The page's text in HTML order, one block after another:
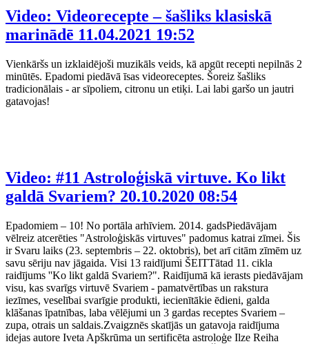
Video: Videorecepte – šašliks klasiskā
marinādē 11.04.2021 19:52
Vienkāršs un izklaidējoši muzikāls veids, kā apgūt recepti nepilnās 2
minūtēs. Epadomi piedāvā īsas videoreceptes. Šoreiz šašliks
tradicionālais - ar sīpoliem, citronu un etiķi. Lai labi garšo un jautri
gatavojas!
Video: #11 Astroloģiskā virtuve. Ko likt
galdā Svariem? 20.10.2020 08:54
Epadomiem – 10! No portāla arhīviem. 2014. gadsPiedāvājam
vēlreiz atcerēties "Astroloģiskās virtuves" padomus katrai zīmei. Šis
ir Svaru laiks (23. septembris – 22. oktobris), bet arī citām zīmēm uz
savu sēriju nav jāgaida. Visi 13 raidījumi ŠEITTātad 11. cikla
raidījums ''Ko likt galdā Svariem?". Raidījumā kā ierasts piedāvājam
visu, kas svarīgs virtuvē Svariem - pamatvērtības un rakstura
iezīmes, veselībai svarīgie produkti, iecienītākie ēdieni, galda
klāšanas īpatnības, laba vēlējumi un 3 gardas receptes Svariem –
zupa, otrais un saldais.Zvaigznēs skatījās un gatavoja raidījuma
idejas autore Iveta Apškrūma un sertificēta astroloģe Ilze Reiha